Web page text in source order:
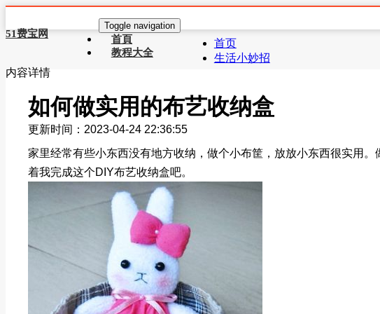
51费宝网
Toggle navigation
首頁
教程大全
首页
生活小妙招
内容详情
如何做实用的布艺收纳盒
更新时间：2023-04-24 22:36:55
家里经常有些小东西没有地方收纳，做个小布筐，放放小东西很实用
着我完成这个DIY布艺收纳盒吧。